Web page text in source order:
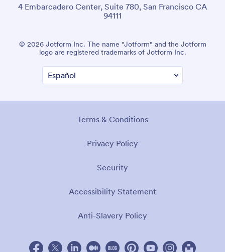
4 Embarcadero Center, Suite 780, San Francisco CA
94111
© 2026 Jotform Inc. The name "Jotform" and the Jotform
logo are registered trademarks of Jotform Inc.
Terms & Conditions
Privacy Policy
Security
Accessibility Statement
Anti-Slavery Policy